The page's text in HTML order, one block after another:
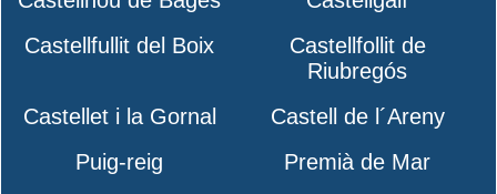
Castellfullit del Boix
Castellfollit de
Riubregós
Castellet i la Gornal
Castell de l´Areny
Puig-reig
Premià de Mar